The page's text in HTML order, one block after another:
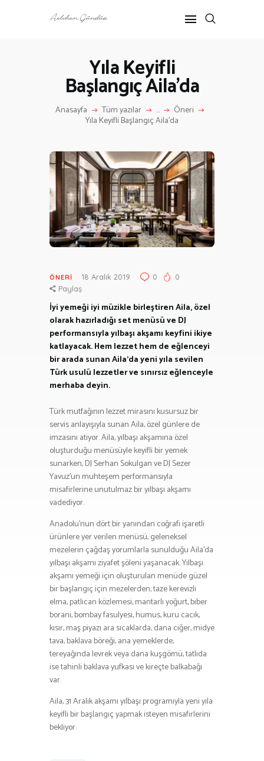
Yıla Keyifli
Başlangıç Aila’da
Anasayfa Tüm yazılar ... Öneri
Yıla Keyifli Başlangıç Aila’da
ANASAYFA
ANNE-ÇOCUK
KÜLTÜR SANAT
HAKKIMDA
İLETIŞIM
ÖNERI 18 Aralık 2019 0
0
Paylaş
İyi yemeği iyi müzikle birleştiren Aila, özel
olarak hazırladığı set menüsü ve DJ
performansıyla yılbaşı akşamı keyfini ikiye
katlayacak. Hem lezzet hem de eğlenceyi
bir arada sunan Aila’da yeni yıla sevilen
Türk usulü lezzetler ve sınırsız eğlenceyle
merhaba deyin.
Türk mutfağının lezzet mirasını kusursuz bir
servis anlayışıyla sunan Aila, özel günlere de
imzasını atıyor. Aila, yılbaşı akşamına özel
oluşturduğu menüsüyle keyifli bir yemek
sunarken, DJ Serhan Sokulgan ve DJ Sezer
Yavuz’un muhteşem performansıyla
misafirlerine unutulmaz bir yılbaşı akşamı
vadediyor.
Anadolu’nun dört bir yanından coğrafi işaretli
ürünlere yer verilen menüsü, geleneksel
mezelerin çağdaş yorumlarla sunulduğu Aila’da
yılbaşı akşamı ziyafet şöleni yaşanacak. Yılbaşı
akşamı yemeği için oluşturulan menüde güzel
bir başlangıç için mezelerden; taze kerevizli
elma, patlıcan közlemesi, mantarlı yoğurt, biber
borani, bombay fasulyesi, humus, kuru cacık,
kısır, maş piyazı ara sıcaklarda; dana ciğer, midye
tava, baklava böreği, ana yemeklerde;
tereyağında levrek veya dana kuşgömü, tatlıda
ise tahinli baklava yufkası ve kireçte balkabağı
var.
Aila, 31 Aralık akşamı yılbaşı programıyla yeni yıla
keyifli bir başlangıç yapmak isteyen misafirlerini
bekliyor.